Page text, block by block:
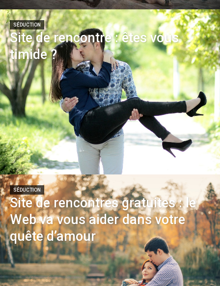
SÉDUCTION
Site de rencontre : êtes vous
timide ?
SÉDUCTION
Site de rencontres gratuites : le
Web va vous aider dans votre
quête d’amour